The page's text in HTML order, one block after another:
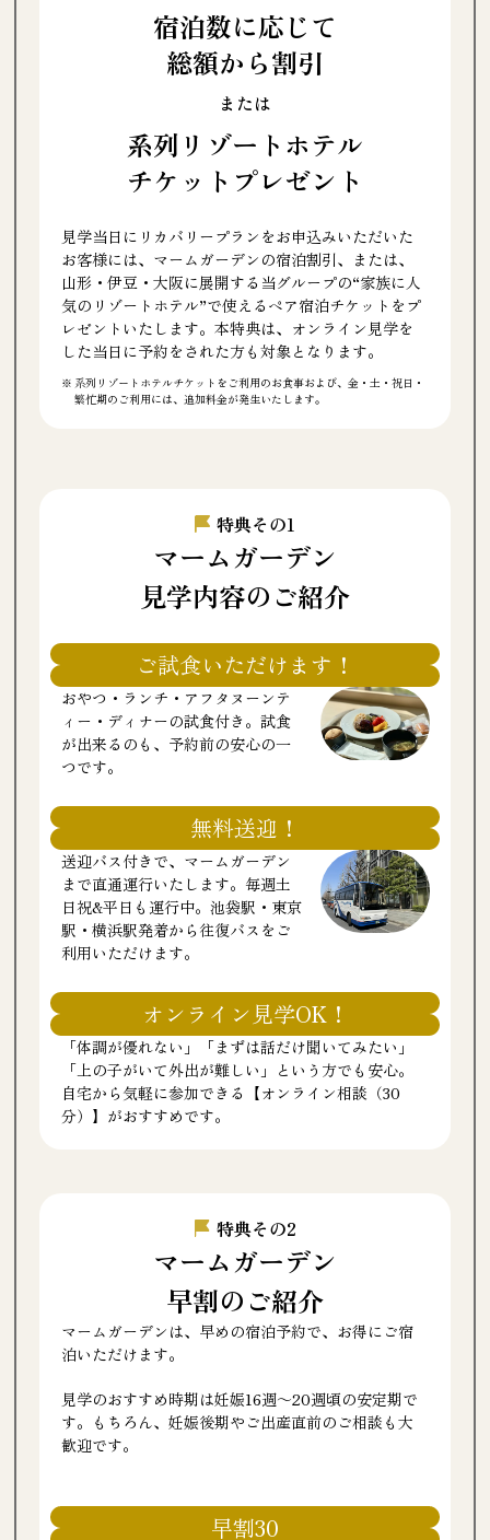
宿泊数に応じて
総額から割引
または
系列リゾートホテル
チケットプレゼント
見学当日にリカバリープランをお申込みいただいた
お客様には、マームガーデンの宿泊割引、または、
山形・伊豆・大阪に展開する当グループの“家族に人
気のリゾートホテル”で使えるペア宿泊チケットをプ
レゼントいたします。本特典は、オンライン見学を
した当日に予約をされた方も対象となります。
系列リゾートホテルチケットをご利用のお食事および、金・土・祝日・
繁忙期のご利用には、追加料金が発生いたします。
特典その1
マームガーデン
見学内容のご紹介
ご試食いただけます！
おやつ・ランチ・アフタヌーンテ
ィー・ディナーの試食付き。試食
が出来るのも、予約前の安心の一
つです。
無料送迎！
送迎バス付きで、マームガーデン
まで直通運行いたします。毎週土
日祝&平日も運行中。池袋駅・東京
駅・横浜駅発着から往復バスをご
利用いただけます。
オンライン見学OK！
「体調が優れない」「まずは話だけ聞いてみたい」
「上の子がいて外出が難しい」という方でも安心。
自宅から気軽に参加できる【オンライン相談（30
分）】がおすすめです。
特典その2
マームガーデン
早割のご紹介
マームガーデンは、早めの宿泊予約で、お得にご宿
泊いただけます。
見学のおすすめ時期は妊娠16週～20週頃の安定期で
す。もちろん、妊娠後期やご出産直前のご相談も大
歓迎です。
早割30